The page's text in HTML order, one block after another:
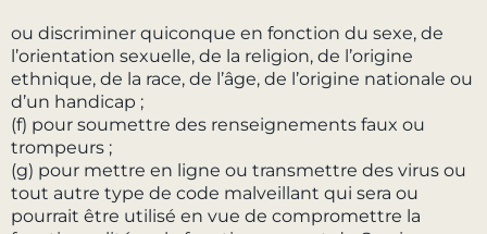
ou discriminer quiconque en fonction du sexe, de
l’orientation sexuelle, de la religion, de l’origine
ethnique, de la race, de l’âge, de l’origine nationale ou
d’un handicap ;
(f) pour soumettre des renseignements faux ou
trompeurs ;
(g) pour mettre en ligne ou transmettre des virus ou
tout autre type de code malveillant qui sera ou
pourrait être utilisé en vue de compromettre la